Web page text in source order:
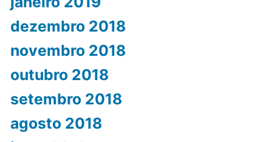
dezembro 2018
novembro 2018
outubro 2018
setembro 2018
agosto 2018